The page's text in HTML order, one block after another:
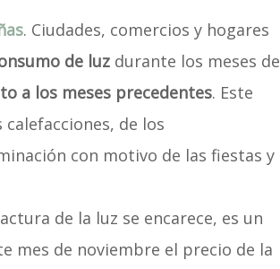
. Ciudades, comercios y hogares
de luzdurante los meses de
a los meses precedentes. Este
de los
con motivo de las fiestas y
de la luz se encarece, es un
mes de noviembre el precio de la